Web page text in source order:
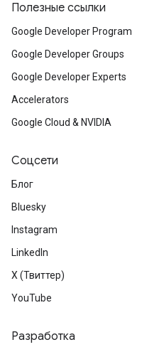
Полезные ссылки
Google Developer Program
Google Developer Groups
Google Developer Experts
Accelerators
Google Cloud & NVIDIA
Соцсети
Блог
Bluesky
Instagram
LinkedIn
X (Твиттер)
YouTube
Разработка